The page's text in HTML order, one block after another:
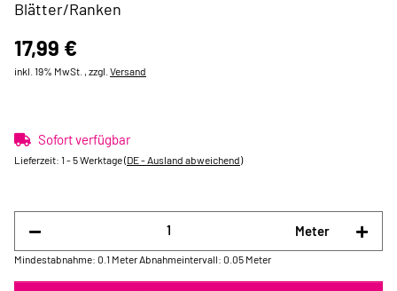
Blätter/Ranken
17,99 €
inkl. 19% MwSt. , zzgl. Versand
Sofort verfügbar
Lieferzeit: 1 - 5 Werktage(DE - Ausland abweichend)
Meter
Mindestabnahme: 0.1 Meter Abnahmeintervall: 0.05 Meter